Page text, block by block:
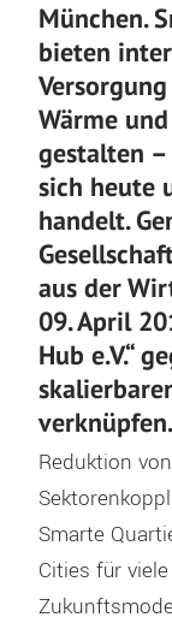
München.
bieten
Wärme
gestalten –
sich heute
handelt.
aus der
09. April
Hub e.V.“
verknüpfen.
Reduktion
Smarte
Cities für